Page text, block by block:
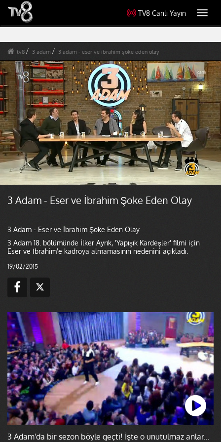
TV8 Canlı Yayın
tv8 3 adam 3 adam - eser ve ibrahim şoke eden olay
3 Adam - Eser ve İbrahim Şoke Eden Olay
3 Adam - Eser ve İbrahim Şoke Eden Olay
3 Adam 18. bölümünde İlker Ayrık, 'Yapışık Kardeşler' filmi için
Eser ve İbrahim'e kadroya almamasının nedenini açıkladı.
19/02/2015
3 Adam'da bir sezon böyle geçti! İşte o unutulmaz anlar...